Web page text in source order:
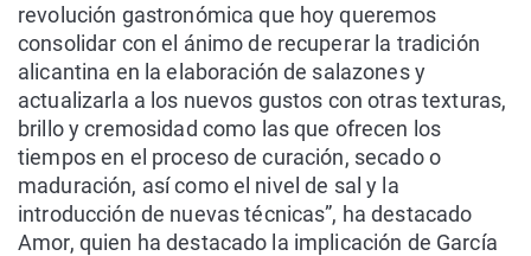
revolución gastronómica que hoy queremos
consolidar con el ánimo de recuperar la tradición
alicantina en la elaboración de salazones y
actualizarla a los nuevos gustos con otras texturas,
brillo y cremosidad como las que ofrecen los
tiempos en el proceso de curación, secado o
maduración, así como el nivel de sal y la
introducción de nuevas técnicas”, ha destacado
Amor, quien ha destacado la implicación de García